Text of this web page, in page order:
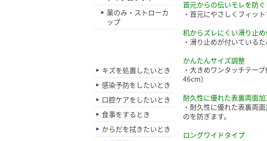
首元からの伝いモレを防ぐ
・首元にやさしくフィッ
机からズレにくい滑り止め
・滑り止めが付いている
かんたんサイズ調整
・大きめワンタッチテー
46cm）
耐久性に優れた表裏両面加
・耐久性に優れた表裏両
のを防ぎます。
ロングワイドタイプ
薬のみ・ストローカ
ップ
キズを処置したいとき
感染予防をしたいとき
口腔ケアをしたいとき
食事をするとき
からだを拭きたいとき